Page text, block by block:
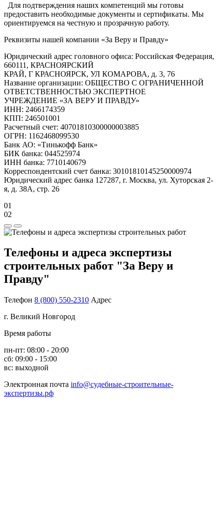
Для подтверждения наших компетенций мы готовы
предоставить необходимые документы и сертификаты. Мы
ориентируемся на честную и прозрачную работу.
Реквизиты нашей компании «За Веру и Правду»
Юридический адрес головного офиса: Российская Федерация,
660111, КРАСНОЯРСКИЙ
КРАЙ, Г КРАСНОЯРСК, УЛ КОМАРОВА, д. 3, 76
Название организации: ОБЩЕСТВО С ОГРАНИЧЕННОЙ
ОТВЕТСТВЕННОСТЬЮ ЭКСПЕРТНОЕ
УЧРЕЖДЕНИЕ «ЗА ВЕРУ И ПРАВДУ»
ИНН: 2466174359
КПП: 246501001
Расчетный счет: 40701810300000003885
ОГРН: 1162468099530
Банк АО: «Тинькофф Банк»
БИК банка: 044525974
ИНН банка: 7710140679
Корреспондентский счет банка: 30101810145250000974
Юридический адрес банка 127287, г. Москва, ул. Хуторская 2-
я, д. 38А, стр. 26
01
02
Телефоны и адреса экспертизы
строительных работ "За Веру и
Правду"
Телефон 8 (800) 550-2310 Адрес
г. Великий Новгород
Время работы
пн-пт: 08:00 - 20:00
сб: 09:00 - 15:00
вс: выходной
Электронная почта info@судебные-строительные-
экспертизы.рф